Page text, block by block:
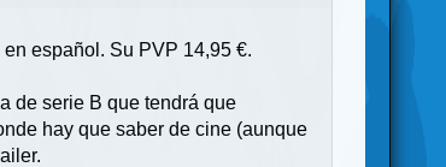
español. Su PVP 14,95 €.
de serie B que tendrá que
hay que saber de cine (aunque